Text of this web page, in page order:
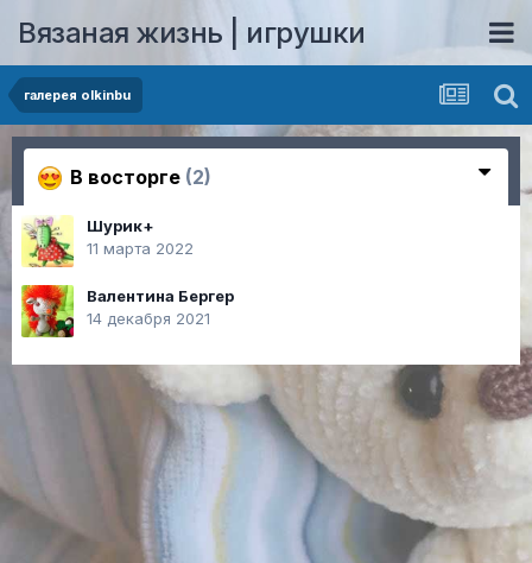
Вязаная жизнь | игрушки
галерея olkinbu
В восторге (2)
Шурик+
11 марта 2022
Валентина Бергер
14 декабря 2021